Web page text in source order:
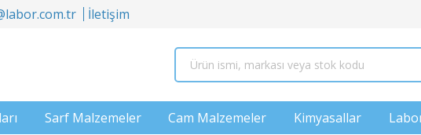
İletişim
Sarf Malzemeler Cam Malzemeler Kimyasallar